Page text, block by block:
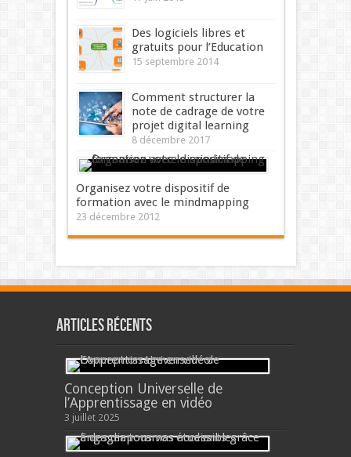
Des logiciels libres et
gratuits pour l’Education
15 septembre 2014
Comment structurer la
note de cadrage de votre
projet digital learning
8 décembre 2017
Organisez votre dispositif de
formation avec le mindmapping
23 décembre 2012
Articles récents
Conception Universelle de
l’Apprentissage en vidéo
3 juillet 2025